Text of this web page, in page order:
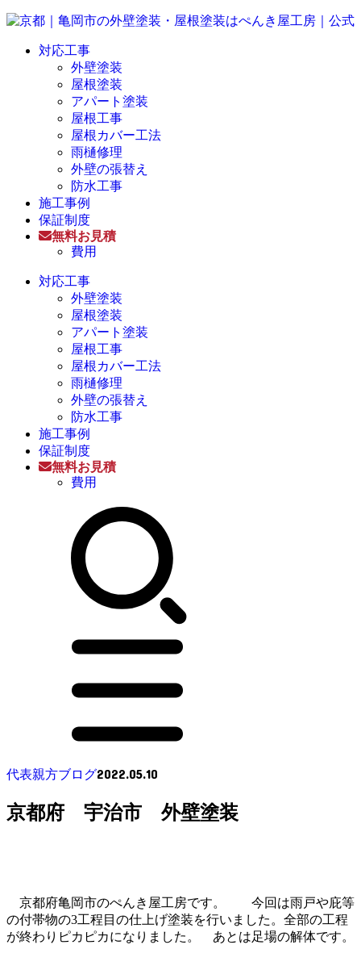
対応工事
外壁塗装
屋根塗装
アパート塗装
屋根工事
屋根カバー工法
雨樋修理
外壁の張替え
防水工事
施工事例
保証制度
無料お見積
費用
対応工事
外壁塗装
屋根塗装
アパート塗装
屋根工事
屋根カバー工法
雨樋修理
外壁の張替え
防水工事
施工事例
保証制度
無料お見積
費用
代表親方ブログ2022.05.10
京都府 宇治市 外壁塗装
京都府亀岡市のぺんき屋工房です。 今回は雨戸や庇等
の付帯物の3工程目の仕上げ塗装を行いました。全部の工程
が終わりピカピカになりました。 あとは足場の解体です。